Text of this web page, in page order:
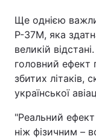
Ще однією
Р-37М, яка
великій
головний ефект
збитих літаків,
української
"Реальний
ніж фізичним –